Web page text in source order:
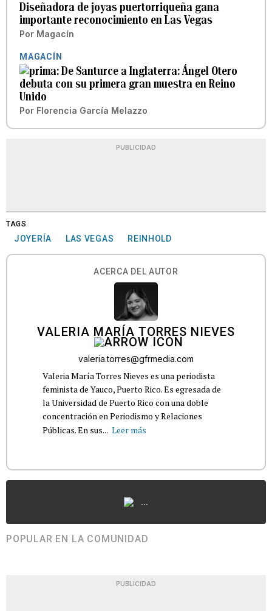
Diseñadora de joyas puertorriqueña gana
importante reconocimiento en Las Vegas
Por Magacín
MAGACÍN
De Santurce a Inglaterra: Ángel Otero
debuta con su primera gran muestra en Reino
Unido
Por Florencia García Melazzo
PUBLICIDAD
TAGS
JOYERÍA LAS VEGAS REINHOLD
ACERCA DEL AUTOR
VALERIA MARÍA TORRES NIEVES
valeria.torres@gfrmedia.com
Valeria María Torres Nieves es una periodista
feminista de Yauco, Puerto Rico. Es egresada de
la Universidad de Puerto Rico con una doble
concentración en Periodismo y Relaciones
Públicas. En sus... Leer más
...
POPULAR EN LA COMUNIDAD
PUBLICIDAD